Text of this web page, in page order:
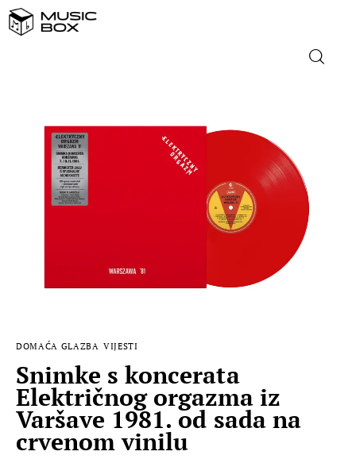
DOMAĆA GLAZBA
STRANA GLAZBA
MUSIC BOX
DOMAĆA GLAZBA VIJESTI
Snimke s koncerata
Električnog orgazma iz
Varšave 1981. od sada na
crvenom vinilu